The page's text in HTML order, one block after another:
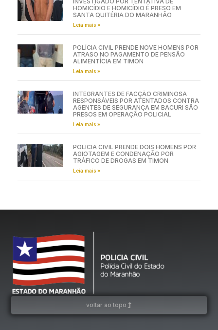
HOMICÍDIO E HOMICÍDIO É PRESO EM
SANTA QUITÉRIA DO MARANHÃO
Leia mais »
POLÍCIA CIVIL PRENDE NOVE HOMENS POR
ATRASO NO PAGAMENTO DE PENSÃO
ALIMENTÍCIA EM TIMON
Leia mais »
INTEGRANTES DE FACÇÃO CRIMINOSA
RESPONSÁVEIS POR ATENTADOS CONTRA
AGENTES DE SEGURANÇA EM BACURI SÃO
PRESOS EM OPERAÇÃO POLICIAL
Leia mais »
POLÍCIA CIVIL PRENDE DOIS HOMENS POR
AGIOTAGEM E CONDENAÇÃO POR
TRÁFICO DE DROGAS EM TIMON
Leia mais »
voltar ao topo